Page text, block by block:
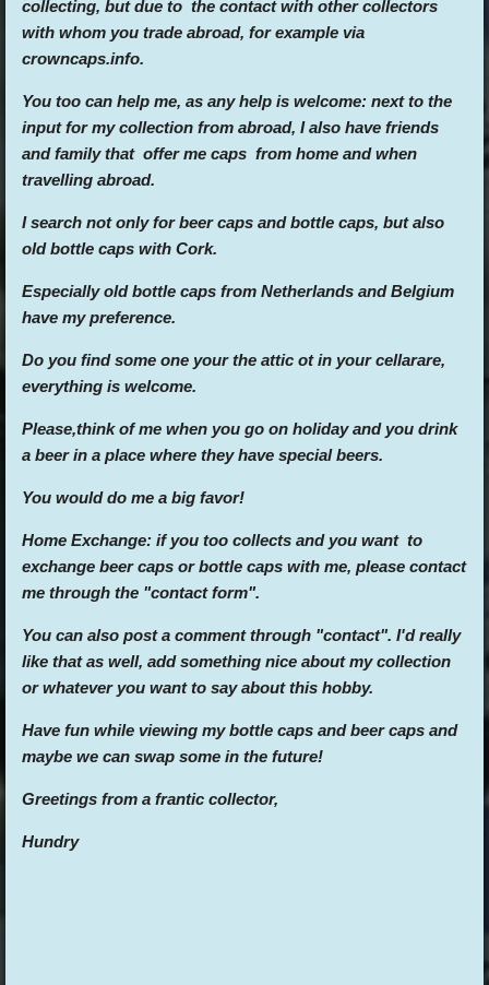
collecting, but due to the contact with other collectors
with whom you trade abroad, for example via
crowncaps.info.
You too can help me, as any help is welcome: next to the
input for my collection from abroad, I also have friends
and family that offer me caps from home and when
travelling abroad.
I search not only for beer caps and bottle caps, but also
old bottle caps with Cork.
Especially old bottle caps from Netherlands and Belgium
have my preference.
Do you find some one your the attic ot in your cellarare,
everything is welcome.
Please,think of me when you go on holiday and you drink
a beer in a place where they have special beers.
You would do me a big favor!
Home Exchange: if you too collects and you want to
exchange beer caps or bottle caps with me, please contact
me through the "contact form".
You can also post a comment through "contact". I'd really
like that as well, add something nice about my collection
or whatever you want to say about this hobby.
Have fun while viewing my bottle caps and beer caps and
maybe we can swap some in the future!
Greetings from a frantic collector,
Hundry